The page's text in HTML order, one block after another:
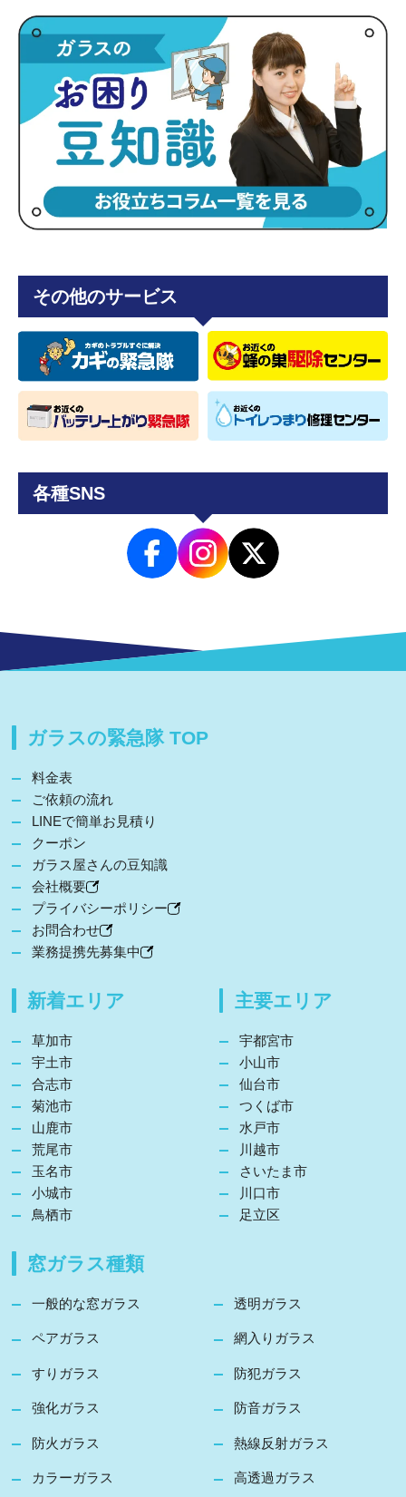
その他のサービス
各種SNS
ガラスの緊急隊 TOP
料金表
ご依頼の流れ
LINEで簡単お見積り
クーポン
ガラス屋さんの豆知識
会社概要
プライバシーポリシー
お問合わせ
業務提携先募集中
新着エリア
草加市
宇土市
合志市
菊池市
山鹿市
荒尾市
玉名市
小城市
鳥栖市
主要エリア
宇都宮市
小山市
仙台市
つくば市
水戸市
川越市
さいたま市
川口市
足立区
窓ガラス種類
一般的な窓ガラス 透明ガラス
ペアガラス 網入りガラス
すりガラス 防犯ガラス
強化ガラス 防音ガラス
防火ガラス 熱線反射ガラス
カラーガラス 高透過ガラス